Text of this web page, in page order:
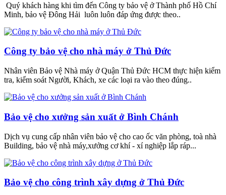
Quý khách hàng khi tìm đến Công ty bảo vệ ở Thành phố Hồ Chí
Minh, bảo vệ Đông Hải luôn luôn đáp ứng được theo..
Công ty bảo vệ cho nhà máy ở Thủ Đức
Nhân viên Bảo vệ Nhà máy ở Quận Thủ Đức HCM thực hiện kiểm
tra, kiểm soát Người, Khách, xe các loại ra vào theo đúng..
Bảo vệ cho xưởng sản xuất ở Bình Chánh
Dịch vụ cung cấp nhân viên bảo vệ cho cao ốc văn phòng, toà nhà
Building, bảo vệ nhà máy,xưởng cơ khí - xí nghiệp lắp ráp...
Bảo vệ cho công trình xây dựng ở Thủ Đức